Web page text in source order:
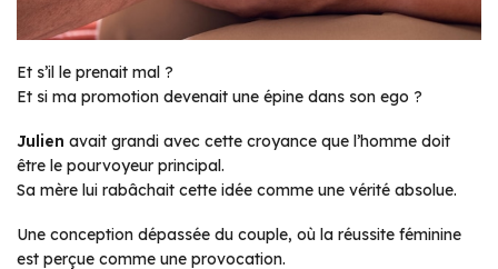
Et s’il le prenait mal ?
Et si ma promotion devenait une épine dans son ego ?
Julien avait grandi avec cette croyance que l’homme doit
être le pourvoyeur principal.
Sa mère lui rabâchait cette idée comme une vérité absolue.
Une conception dépassée du couple, où la réussite féminine
est perçue comme une provocation.